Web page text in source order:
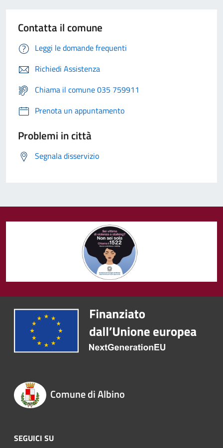
Contatta il comune
Leggi le domande frequenti
Richiedi Assistenza
Chiama il comune 035 759911
Prenota un appuntamento
Problemi in città
Segnala disservizio
Comune di Albino
SEGUICI SU